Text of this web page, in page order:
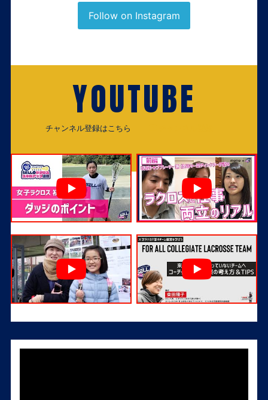
Follow on Instagram
YOUTUBE
チャンネル登録はこちら